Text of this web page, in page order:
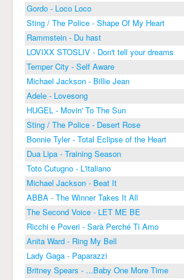
Gordo - Loco Loco
Sting / The Police - Shape Of My Heart
Rammstein - Du hast
LOVIXX STOSLIV - Don't tell your dreams
Temper City - Self Aware
Michael Jackson - Billie Jean
Adele - Lovesong
HUGEL - Movin' To The Sun
Sting / The Police - Desert Rose
Bonnie Tyler - Total Eclipse of the Heart
Dua Lipa - Training Season
Toto Cutugno - L'italiano
Michael Jackson - Beat It
ABBA - The Winner Takes It All
The Second Voice - LET ME BE
Ricchi e Poveri - Sarà Perché Ti Amo
Anita Ward - Ring My Bell
Lady Gaga - Paparazzi
Britney Spears - ...Baby One More Time